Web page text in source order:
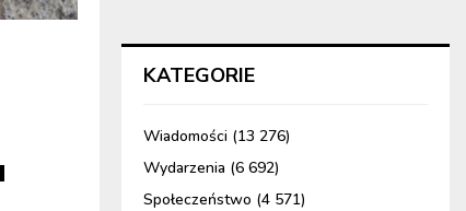
KATEGORIE
Wiadomości (13 276)
Wydarzenia (6 692)
Społeczeństwo (4 571)